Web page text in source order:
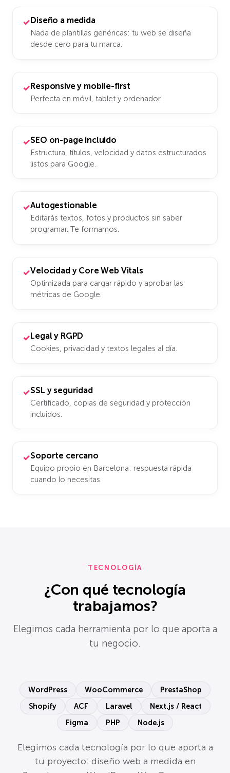
✓ Diseño a medida
Nada de plantillas genéricas: tu web se diseña
desde cero para tu marca.
✓Responsive y mobile-first
Perfecta en móvil, tablet y ordenador.
✓SEO on-page incluido
Estructura, títulos, velocidad y datos estructurados
listos para Google.
✓Autogestionable
Editarás textos, fotos y productos sin saber
programar. Te formamos.
✓Velocidad y Core Web Vitals
Optimizada para cargar rápido y aprobar las
métricas de Google.
✓ Legal y RGPD
Cookies, privacidad y textos legales al día.
✓SSL y seguridad
Certificado, copias de seguridad y protección
incluidos.
✓Soporte cercano
Equipo propio en Barcelona: respuesta rápida
cuando lo necesitas.
TECNOLOGÍA
¿Con qué tecnología
trabajamos?
Elegimos cada herramienta por lo que aporta a
tu negocio.
WordPress WooCommerce
PrestaShop
Shopify
ACF Laravel
Next.js / React
Figma
PHP Node.js
Elegimos cada tecnología por lo que aporta a
tu proyecto: diseño web a medida en